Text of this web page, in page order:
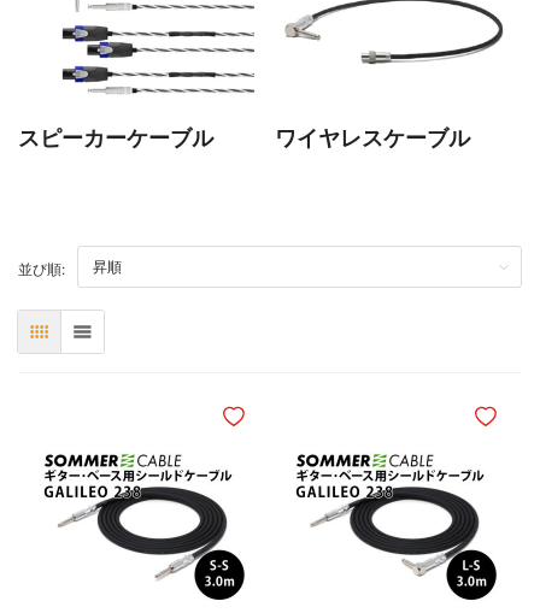
スピーカーケーブル ワイヤレスケーブル
並び順:TOP
表 リスト
ほしいものリストに追加 ほしい